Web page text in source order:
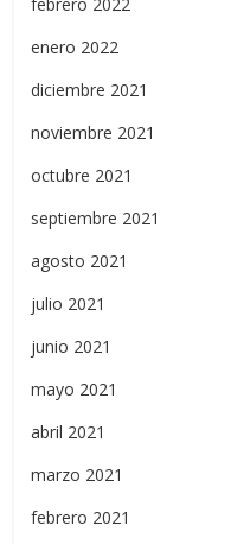
enero 2022
diciembre 2021
noviembre 2021
octubre 2021
septiembre 2021
agosto 2021
julio 2021
junio 2021
mayo 2021
abril 2021
marzo 2021
febrero 2021